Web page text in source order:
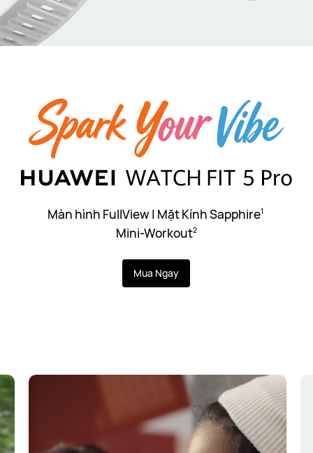
Màn hình FullView | Mặt Kính Sapphire1
Mini-Workout2
Mua Ngay